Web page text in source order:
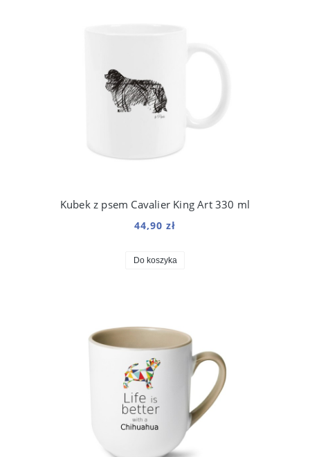
Kubek z psem Cavalier King Art 330 ml
44,90 zł
Do koszyka